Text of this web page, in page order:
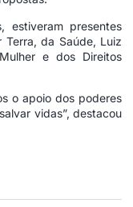
estiveram presentes
Terra, da Saúde, Luiz
e dos Direitos
o apoio dos poderes
vidas”, destacou